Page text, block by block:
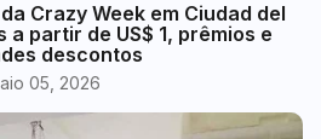
Crazy Week em Ciudad del
a partir de US$ 1, prêmios e
descontos
05, 2026